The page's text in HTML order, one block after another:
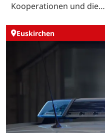
Kooperationen und die…
Euskirchen